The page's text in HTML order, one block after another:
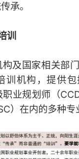
承。
训
及国家相关部
训机构，提供
职业规划师（
）在内的多种专